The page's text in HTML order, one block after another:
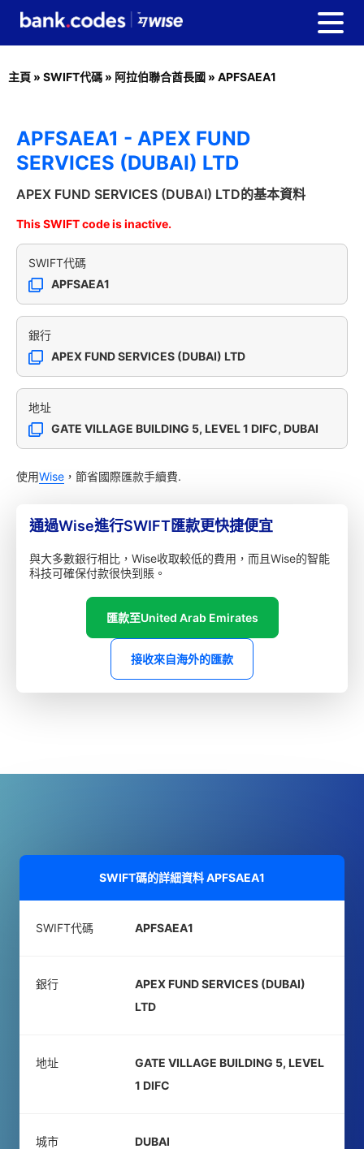
主頁 » SWIFT代碼 » 阿拉伯聯合酋長國 » APFSAEA1
APFSAEA1 - APEX FUND
SERVICES (DUBAI) LTD
APEX FUND SERVICES (DUBAI) LTD的基本資料
This SWIFT code is inactive.
SWIFT代碼
APFSAEA1
銀行
APEX FUND SERVICES (DUBAI) LTD
地址
GATE VILLAGE BUILDING 5, LEVEL 1 DIFC, DUBAI
使用Wise ，節省國際匯款手續費.
通過Wise進行SWIFT匯款更快捷便宜
與大多數銀行相比，Wise收取較低的費用，而且Wise的智能
科技可確保付款很快到賬。
匯款至United Arab Emirates
接收來自海外的匯款
SWIFT碼的詳細資料APFSAEA1
SWIFT代碼 APFSAEA1
銀行
APEX FUND SERVICES (DUBAI)
LTD
地址
GATE VILLAGE BUILDING 5, LEVEL
1 DIFC
城市 DUBAI